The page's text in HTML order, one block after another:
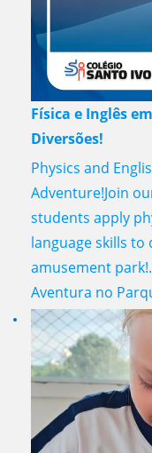
Física e Inglês
Diversões!
Physics and
Adventure!Join
students apply
language skills
amusement
Aventura no